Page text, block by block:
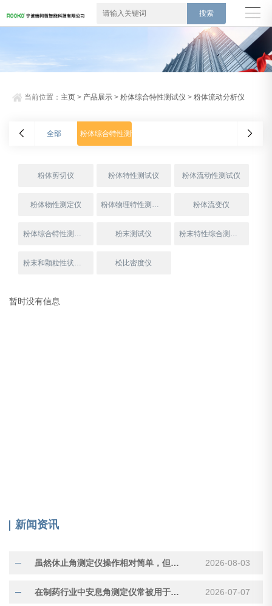
当前位置： 主页 > 产品展示 >粉体综合特性测试仪 >粉体流动分析仪
全部 粉体综合特性测试仪
粉体剪切仪 粉体特性测试仪 粉体流动性测试仪
粉体物性测定仪 粉体物理特性测试仪 粉体流变仪
粉体综合特性测试仪 粉末测试仪 粉末特性综合测试仪
粉末和颗粒性状测定仪 松比密度仪
暂时没有信息
新闻资讯
虽然休止角测定仪操作相对简单，但测量结果受多种因素影响 2026-08-03
在制药行业中安息角测定仪常被用于评估压片用颗粒的流动性 2026-07-07